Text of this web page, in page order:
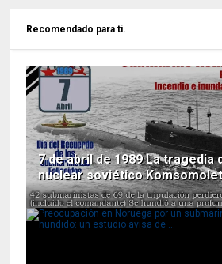
Recomendado para ti.
7 de abril de 1989 La tragedia
nuclear soviético